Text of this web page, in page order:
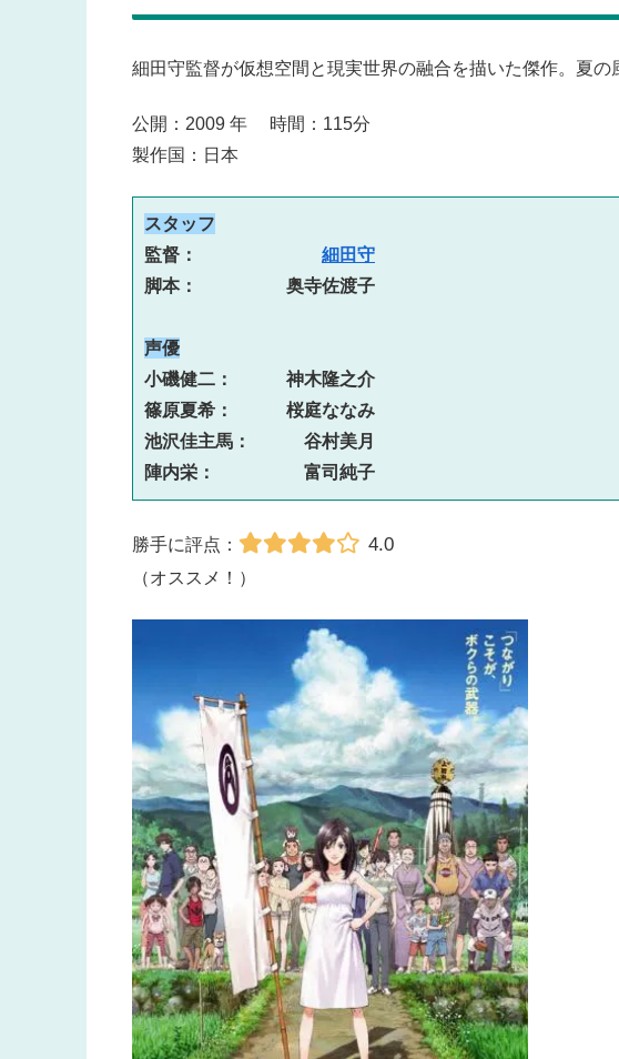
細田守監督が仮想空間と現実世界の融合を描いた傑作。夏の
公開：2009 年 時間：115分
製作国：日本
スタッフ
監督： 細田守
脚本：　　　　　奥寺佐渡子
声優
小磯健二：　　　神木隆之介
篠原夏希：　　　桜庭ななみ
池沢佳主馬：　　　谷村美月
陣内栄：　　　　　富司純子
勝手に評点： 4.0
（オススメ！）